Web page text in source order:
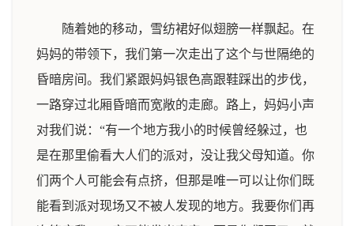
随着她的移动，雪纺裙好似翅膀一样飘起。在
妈妈的带领下，我们第一次走出了这个与世隔绝的
昏暗房间。我们紧跟妈妈银色高跟鞋踩出的步伐，
一路穿过北厢昏暗而宽敞的走廊。路上，妈妈小声
对我们说：“有一个地方我小的时候曾经躲过，也
是在那里偷看大人们的派对，没让我父母知道。你
们两个人可能会有点挤，但那是唯一可以让你们既
能看到派对现场又不被人发现的地方。我要你们再